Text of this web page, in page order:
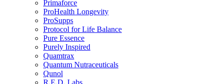
Primaforce
ProHealth Longevity
ProSupps
Protocol for Life Balance
Pure Essence
Purely Inspired
Quamtrax
Quantum Nutraceuticals
Qunol
R.E.D. Labs